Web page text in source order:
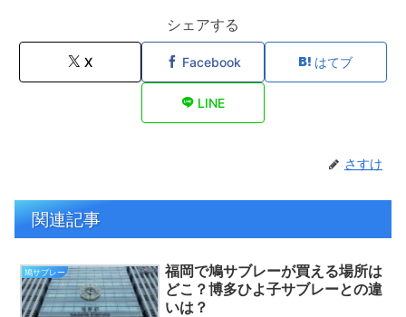
シェアする
X Facebook はてブ
LINE
さすけ
関連記事
鳩サブレー
福岡で鳩サブレーが買える場所は
どこ？博多ひよ子サブレーとの違
いは？